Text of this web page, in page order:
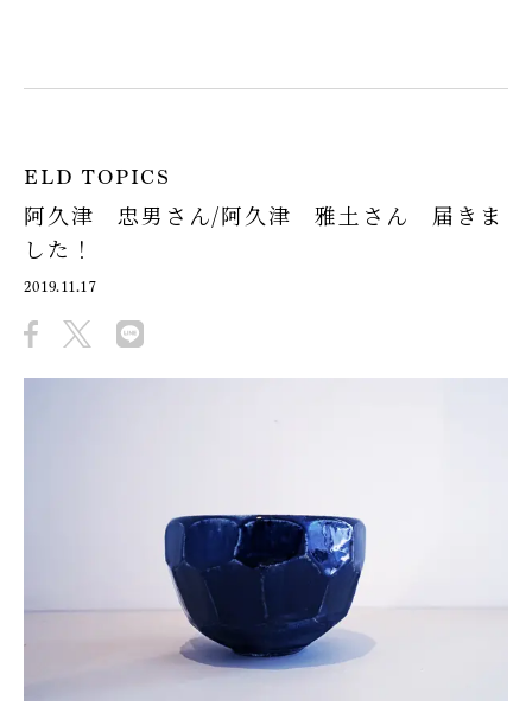
ELD TOPICS
阿久津 忠男さん/阿久津 雅土さん 届きま
した！
2019.11.17